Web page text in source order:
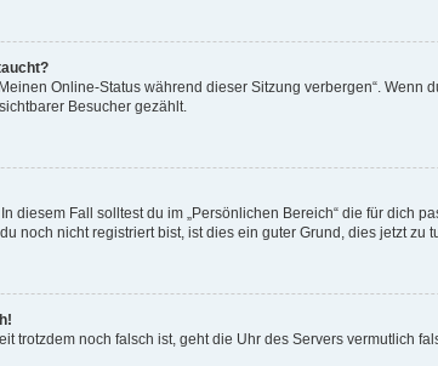
Online-Status während dieser Sitzung verbergen“. Wenn
Besucher gezählt.
Fall solltest du im „Persönlichen Bereich“ die für dich
noch nicht registriert bist, ist dies ein guter Grund, dies jetzt zu
trotzdem noch falsch ist, geht die Uhr des Servers vermutlich